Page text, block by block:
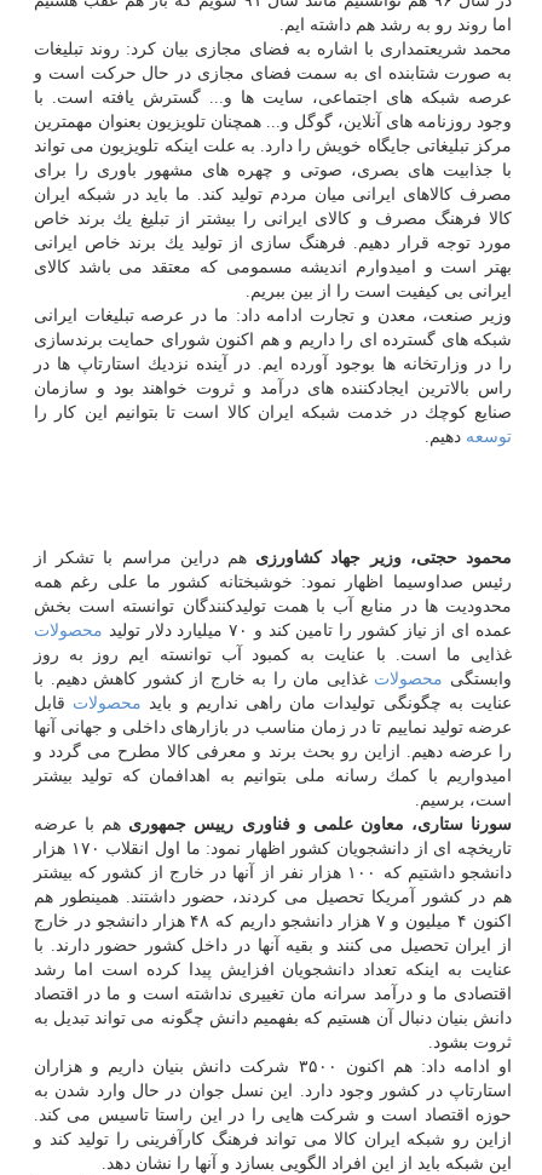
اما روند رو به رشد هم داشته ایم.
محمد شریعتمداری با اشاره به فضای مجازی بیان كرد: روند تبلیغات
به صورت شتابنده ای به سمت فضای مجازی در حال حركت است و
عرصه شبكه های اجتماعی، سایت ها و... گسترش یافته است. با
وجود روزنامه های آنلاین، گوگل و... همچنان تلویزیون بعنوان مهمترین
مركز تبلیغاتی جایگاه خویش را دارد. به علت اینكه تلویزیون می تواند
با جذابیت های بصری، صوتی و چهره های مشهور باوری را برای
مصرف كالاهای ایرانی میان مردم تولید كند. ما باید در شبكه ایران
كالا فرهنگ مصرف و كالای ایرانی را بیشتر از تبلیغ یك برند خاص
مورد توجه قرار دهیم. فرهنگ سازی از تولید یك برند خاص ایرانی
بهتر است و امیدوارم اندیشه مسمومی كه معتقد می باشد كالای
ایرانی بی كیفیت است را از بین ببریم.
وزیر صنعت، معدن و تجارت ادامه داد: ما در عرصه تبلیغات ایرانی
شبكه های گسترده ای را داریم و هم اكنون شورای حمایت برندسازی
را در وزارتخانه ها بوجود آورده ایم. در آینده نزدیك استارتاپ ها در
راس بالاترین ایجادكننده های درآمد و ثروت خواهند بود و سازمان
صنایع كوچك در خدمت شبكه ایران كالا است تا بتوانیم این كار را
توسعه دهیم.
محمود حجتی، وزیر جهاد كشاورزی هم دراین مراسم با تشكر از
رئیس صداوسیما اظهار نمود: خوشبختانه كشور ما علی رغم همه
محدودیت ها در منابع آب با همت تولیدكنندگان توانسته است بخش
عمده ای از نیاز كشور را تامین كند و ۷۰ میلیارد دلار تولید
محصولات
غذایی ما است. با عنایت به كمبود آب توانسته ایم روز به روز
وابستگی محصولات غذایی مان را به خارج از كشور كاهش دهیم. با
عنایت به چگونگی تولیدات مان راهی نداریم و باید محصولات قابل
عرضه تولید نماییم تا در زمان مناسب در بازارهای داخلی و جهانی آنها
را عرضه دهیم. ازاین رو بحث برند و معرفی كالا مطرح می گردد و
امیدواریم با كمك رسانه ملی بتوانیم به اهدافمان كه تولید بیشتر
است، برسیم.
سورنا ستاری، معاون علمی و فناوری رییس جمهوری هم با عرضه
تاریخچه ای از دانشجویان كشور اظهار نمود: ما اول انقلاب ۱۷۰ هزار
دانشجو داشتیم كه ۱۰۰ هزار نفر از آنها در خارج از كشور كه بیشتر
هم در كشور آمریكا تحصیل می كردند، حضور داشتند. همینطور هم
اكنون ۴ میلیون و ۷ هزار دانشجو داریم كه ۴۸ هزار دانشجو در خارج
از ایران تحصیل می كنند و بقیه آنها در داخل كشور حضور دارند. با
عنایت به اینكه تعداد دانشجویان افزایش پیدا كرده است اما رشد
اقتصادی ما و درآمد سرانه مان تغییری نداشته است و ما در اقتصاد
دانش بنیان دنبال آن هستیم كه بفهمیم دانش چگونه می تواند تبدیل به
ثروت بشود.
او ادامه داد: هم اكنون ۳۵۰۰ شركت دانش بنیان داریم و هزاران
استارتاپ در كشور وجود دارد. این نسل جوان در حال وارد شدن به
حوزه اقتصاد است و شركت هایی را در این راستا تاسیس می كند.
ازاین رو شبكه ایران كالا می تواند فرهنگ كارآفرینی را تولید كند و
این شبكه باید از این افراد الگویی بسازد و آنها را نشان دهد.